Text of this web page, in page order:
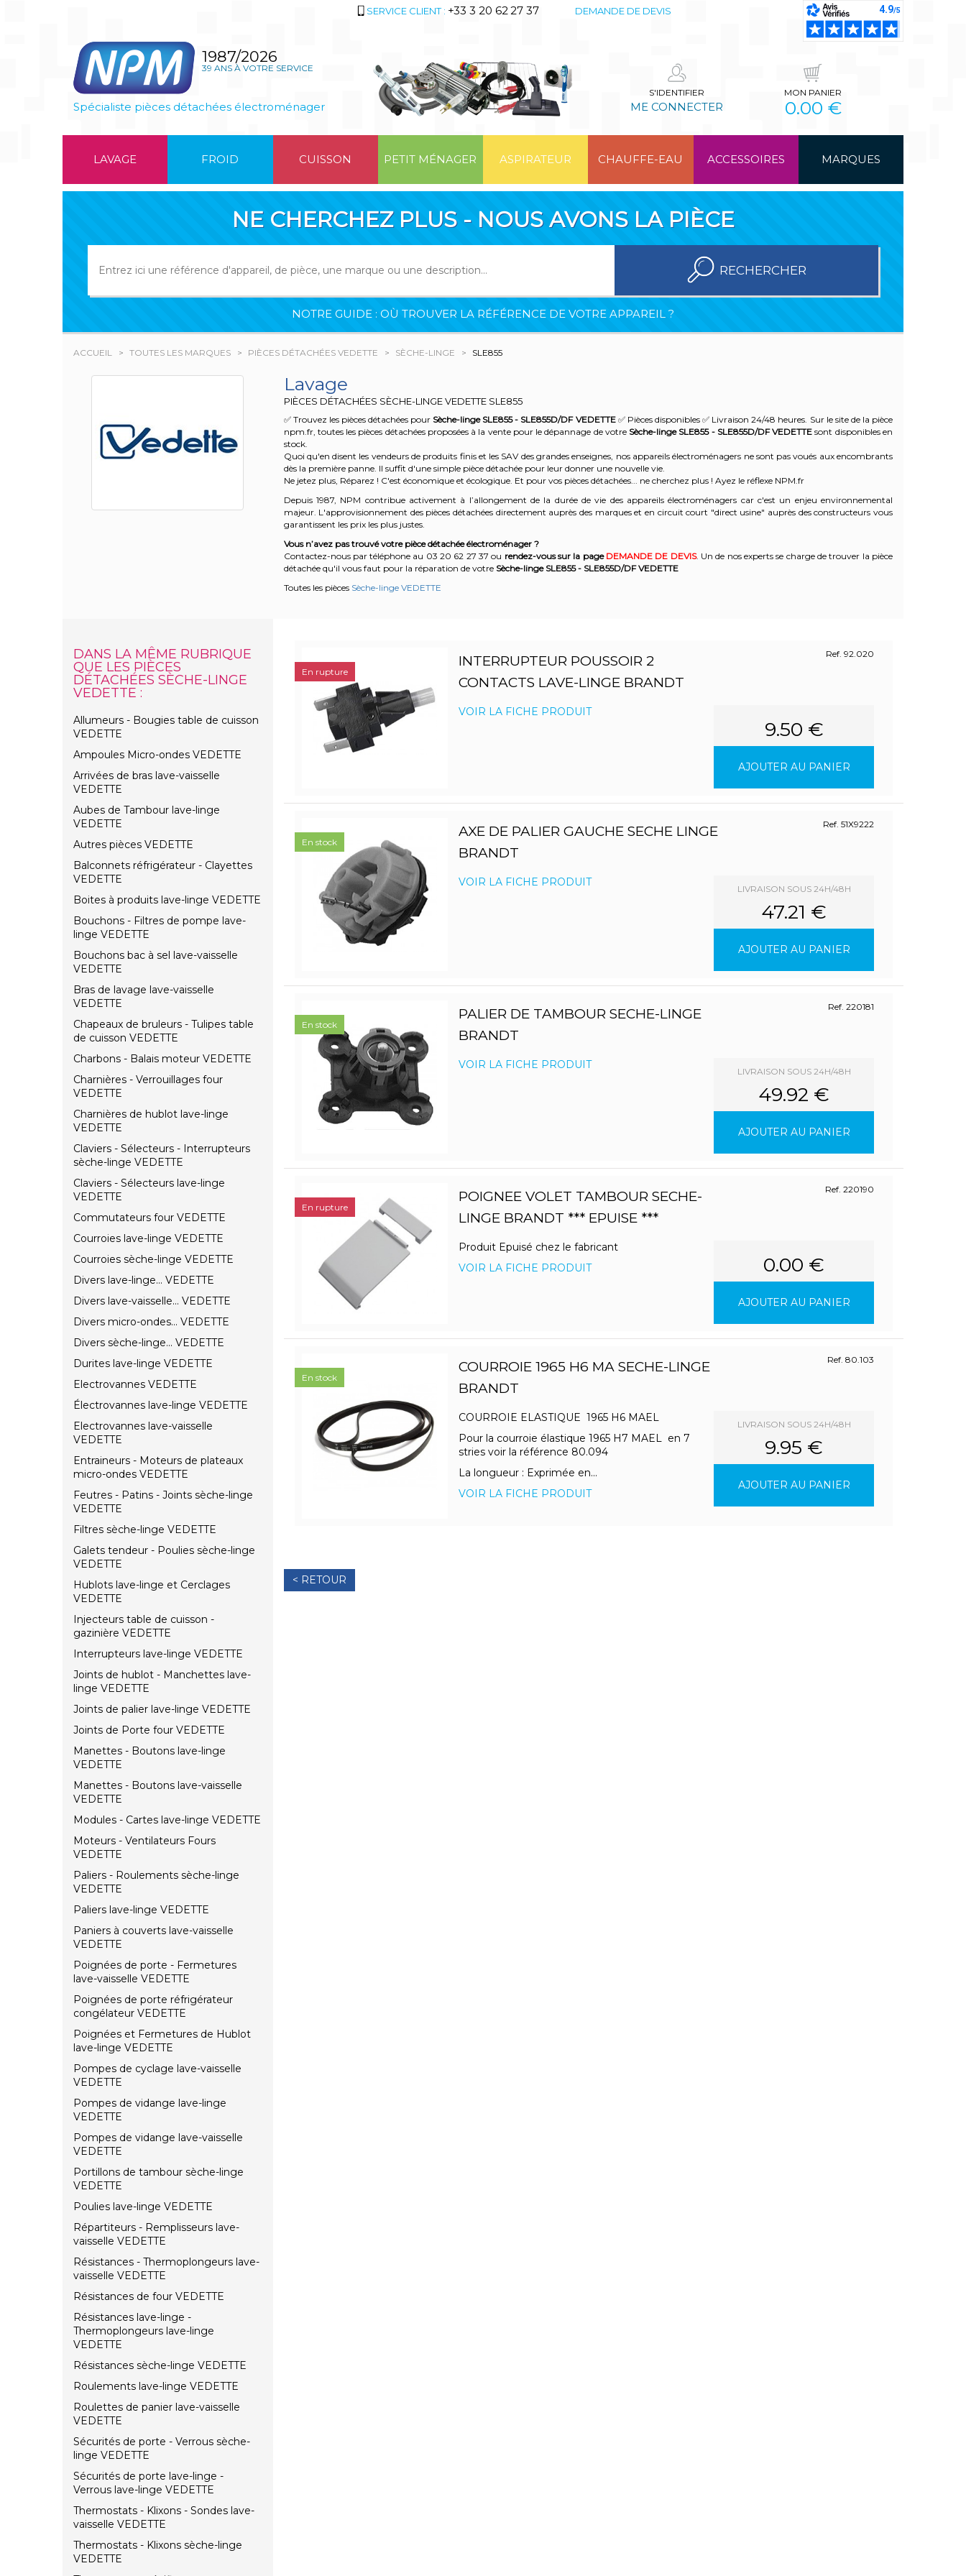
SERVICE CLIENT : +33 3 20 62 27 37 DEMANDE DE DEVIS
1987/2026
39 ANS À VOTRE SERVICE
Spécialiste pièces détachées électroménager
S'IDENTIFIER
ME CONNECTER
MON PANIER
0.00 €
LAVAGE FROID CUISSON PETIT MÉNAGER ASPIRATEUR CHAUFFE-EAU ACCESSOIRES MARQUES
NE CHERCHEZ PLUS - NOUS AVONS LA PIÈCE
RECHERCHER
NOTRE GUIDE : OÙ TROUVER LA RÉFÉRENCE DE VOTRE APPAREIL ?
ACCUEIL TOUTES LES MARQUES PIÈCES DÉTACHÉES VEDETTE SÈCHE-LINGE SLE855
Lavage
PIÈCES DÉTACHÉES SÈCHE-LINGE VEDETTE SLE855
✅ Trouvez les pièces détachées pour Sèche-linge SLE855 - SLE855D/DF VEDETTE ✅ Pièces disponibles ✅ Livraison 24/48 heures. Sur le site de la pièce
npm.fr, toutes les pièces détachées proposées à la vente pour le dépannage de votre Sèche-linge SLE855 - SLE855D/DF VEDETTE sont disponibles en
stock.
Quoi qu'en disent les vendeurs de produits finis et les SAV des grandes enseignes, nos appareils électroménagers ne sont pas voués aux encombrants
dès la première panne. Il suffit d'une simple pièce détachée pour leur donner une nouvelle vie.
Ne jetez plus, Réparez ! C'est économique et écologique. Et pour vos pièces détachées... ne cherchez plus ! Ayez le réflexe NPM.fr
Depuis 1987, NPM contribue activement à l’allongement de la durée de vie des appareils électroménagers car c'est un enjeu environnemental
majeur. L'approvisionnement des pièces détachées directement auprès des marques et en circuit court "direct usine" auprès des constructeurs vous
garantissent les prix les plus justes.
Vous n’avez pas trouvé votre pièce détachée électroménager ?
Contactez-nous par téléphone au 03 20 62 27 37 ou rendez-vous sur la page DEMANDE DE DEVIS. Un de nos experts se charge de trouver la pièce
détachée qu'il vous faut pour la réparation de votre Sèche-linge SLE855 - SLE855D/DF VEDETTE
Toutes les pièces Sèche-linge VEDETTE
DANS LA MÊME RUBRIQUE
QUE LES PIÈCES
DÉTACHÉES SÈCHE-LINGE
VEDETTE :
Allumeurs - Bougies table de cuisson
VEDETTE
Ampoules Micro-ondes VEDETTE
Arrivées de bras lave-vaisselle
VEDETTE
Aubes de Tambour lave-linge
VEDETTE
Autres pièces VEDETTE
Balconnets réfrigérateur - Clayettes
VEDETTE
Boites à produits lave-linge VEDETTE
Bouchons - Filtres de pompe lave-
linge VEDETTE
Bouchons bac à sel lave-vaisselle
VEDETTE
Bras de lavage lave-vaisselle
VEDETTE
Chapeaux de bruleurs - Tulipes table
de cuisson VEDETTE
Charbons - Balais moteur VEDETTE
Charnières - Verrouillages four
VEDETTE
Charnières de hublot lave-linge
VEDETTE
Claviers - Sélecteurs - Interrupteurs
sèche-linge VEDETTE
Claviers - Sélecteurs lave-linge
VEDETTE
Commutateurs four VEDETTE
Courroies lave-linge VEDETTE
Courroies sèche-linge VEDETTE
Divers lave-linge... VEDETTE
Divers lave-vaisselle... VEDETTE
Divers micro-ondes... VEDETTE
Divers sèche-linge... VEDETTE
Durites lave-linge VEDETTE
Electrovannes VEDETTE
Électrovannes lave-linge VEDETTE
Electrovannes lave-vaisselle
VEDETTE
Entraineurs - Moteurs de plateaux
micro-ondes VEDETTE
Feutres - Patins - Joints sèche-linge
VEDETTE
Filtres sèche-linge VEDETTE
Galets tendeur - Poulies sèche-linge
VEDETTE
Hublots lave-linge et Cerclages
VEDETTE
Injecteurs table de cuisson -
gazinière VEDETTE
Interrupteurs lave-linge VEDETTE
Joints de hublot - Manchettes lave-
linge VEDETTE
Joints de palier lave-linge VEDETTE
Joints de Porte four VEDETTE
Manettes - Boutons lave-linge
VEDETTE
Manettes - Boutons lave-vaisselle
VEDETTE
Modules - Cartes lave-linge VEDETTE
Moteurs - Ventilateurs Fours
VEDETTE
Paliers - Roulements sèche-linge
VEDETTE
Paliers lave-linge VEDETTE
Paniers à couverts lave-vaisselle
VEDETTE
Poignées de porte - Fermetures
lave-vaisselle VEDETTE
Poignées de porte réfrigérateur
congélateur VEDETTE
Poignées et Fermetures de Hublot
lave-linge VEDETTE
Pompes de cyclage lave-vaisselle
VEDETTE
Pompes de vidange lave-linge
VEDETTE
Pompes de vidange lave-vaisselle
VEDETTE
Portillons de tambour sèche-linge
VEDETTE
Poulies lave-linge VEDETTE
Répartiteurs - Remplisseurs lave-
vaisselle VEDETTE
Résistances - Thermoplongeurs lave-
vaisselle VEDETTE
Résistances de four VEDETTE
Résistances lave-linge -
Thermoplongeurs lave-linge
VEDETTE
Résistances sèche-linge VEDETTE
Roulements lave-linge VEDETTE
Roulettes de panier lave-vaisselle
VEDETTE
Sécurités de porte - Verrous sèche-
linge VEDETTE
Sécurités de porte lave-linge -
Verrous lave-linge VEDETTE
Thermostats - Klixons - Sondes lave-
vaisselle VEDETTE
Thermostats - Klixons sèche-linge
VEDETTE
INTERRUPTEUR POUSSOIR 2
CONTACTS LAVE-LINGE BRANDT
Ref. 92.020
VOIR LA FICHE PRODUIT
9.50 €
AJOUTER AU PANIER
En rupture
AXE DE PALIER GAUCHE SECHE LINGE
BRANDT
Ref. 51X9222
VOIR LA FICHE PRODUIT
LIVRAISON SOUS 24H/48H
47.21 €
AJOUTER AU PANIER
En stock
PALIER DE TAMBOUR SECHE-LINGE
BRANDT
Ref. 220181
VOIR LA FICHE PRODUIT
LIVRAISON SOUS 24H/48H
49.92 €
AJOUTER AU PANIER
En stock
POIGNEE VOLET TAMBOUR SECHE-
LINGE BRANDT *** EPUISE ***
Ref. 220190
Produit Epuisé chez le fabricant
VOIR LA FICHE PRODUIT
0.00 €
AJOUTER AU PANIER
En rupture
COURROIE 1965 H6 MA SECHE-LINGE
BRANDT
Ref. 80.103
COURROIE ELASTIQUE 1965 H6 MAEL
Pour la courroie élastique 1965 H7 MAEL en 7
stries voir la référence 80.094
La longueur : Exprimée en...
VOIR LA FICHE PRODUIT
LIVRAISON SOUS 24H/48H
9.95 €
AJOUTER AU PANIER
En stock
< RETOUR